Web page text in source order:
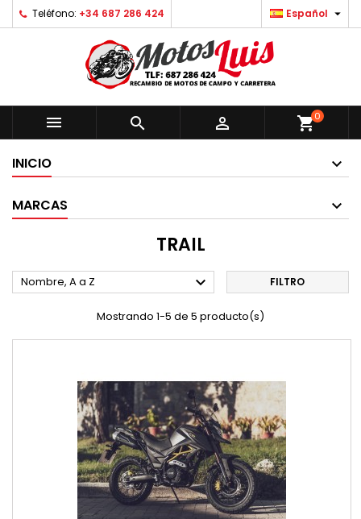
Teléfono: +34 687 286 424 Español 
   shopping_cart0
INICIO
MARCAS
TRAIL
Nombre, A a Z  FILTRO
Mostrando 1-5 de 5 producto(s)